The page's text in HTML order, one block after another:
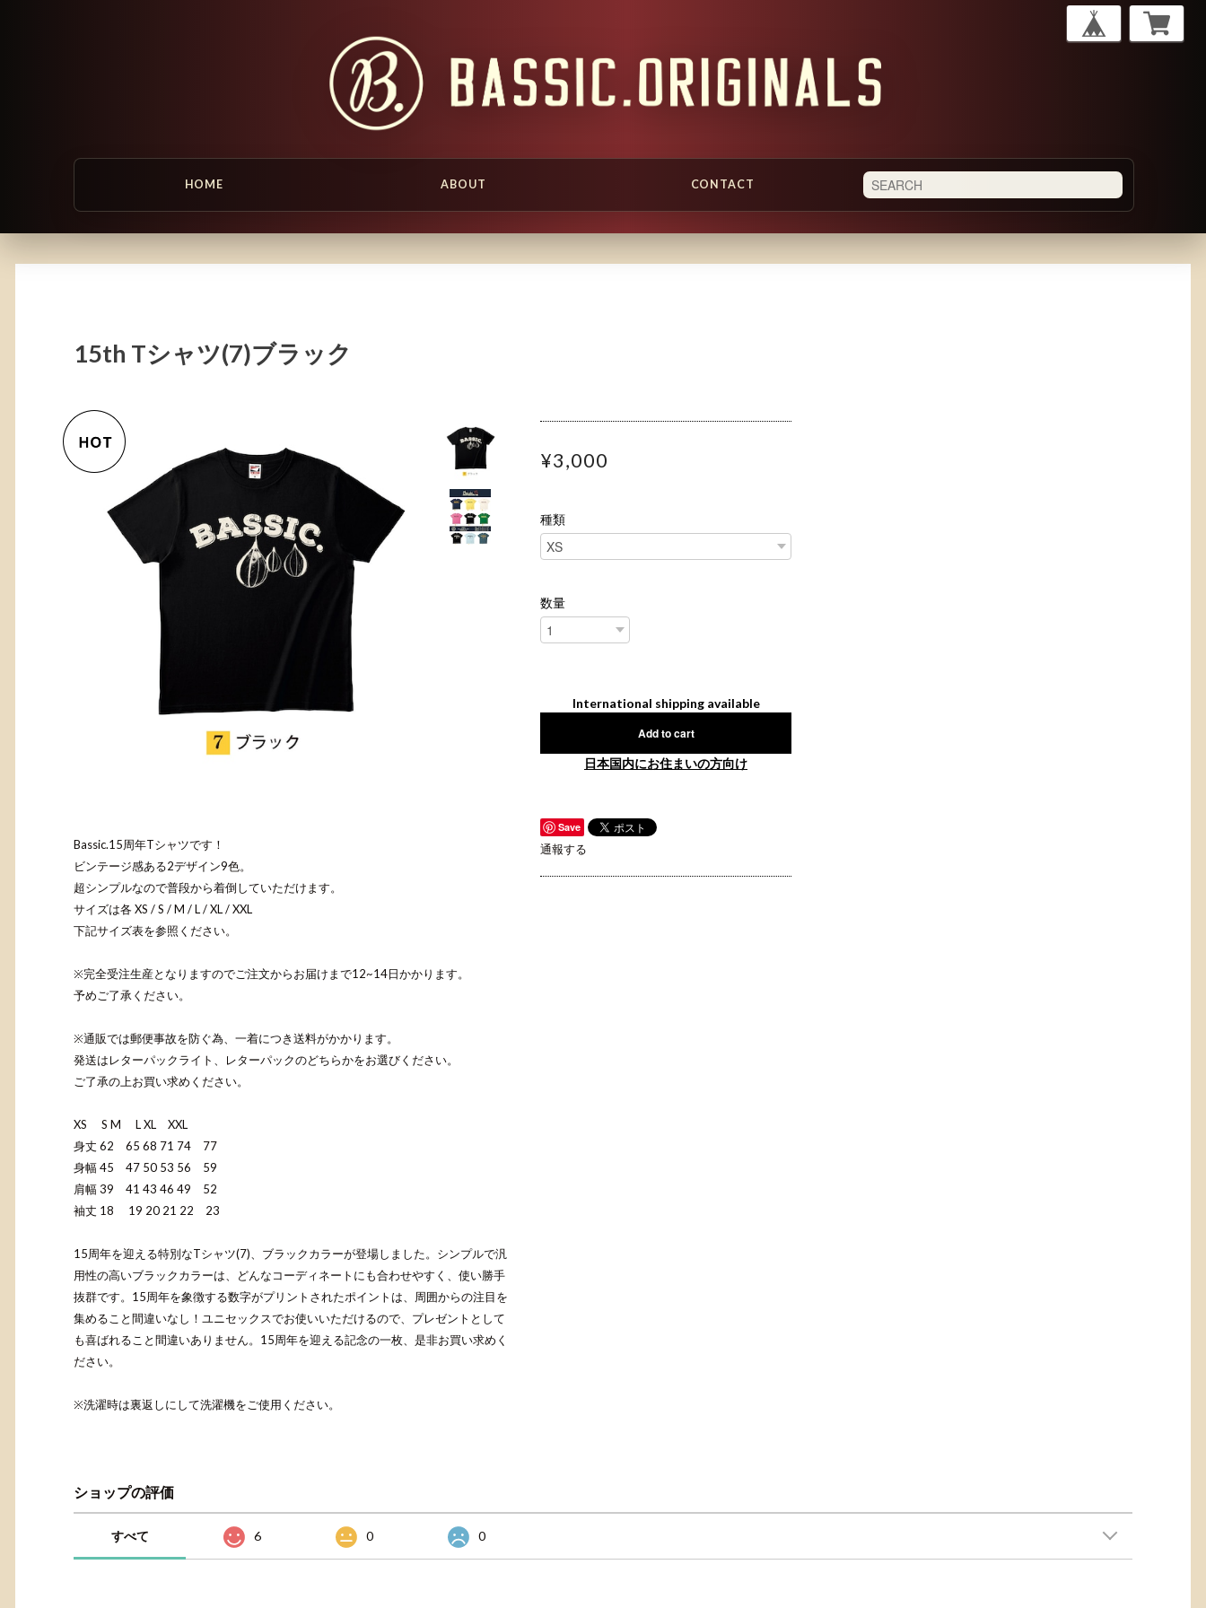
HOME ABOUT CONTACT
15th Tシャツ(7)ブラック
Bassic.15周年Tシャツです！
ビンテージ感ある2デザイン9色。
超シンプルなので普段から着倒していただけます。
サイズは各 XS / S / M / L / XL / XXL
下記サイズ表を参照ください。
※完全受注生産となりますのでご注文からお届けまで12~14日かかります。
予めご了承ください。
※通販では郵便事故を防ぐ為、一着につき送料がかかります。
発送はレターパックライト、レターパックのどちらかをお選びください。
ご了承の上お買い求めください。
XS S M L XL XXL
身丈 62 65 68 71 74 77
身幅 45 47 50 53 56 59
肩幅 39 41 43 46 49 52
袖丈 18 19 20 21 22 23
15周年を迎える特別なTシャツ(7)、ブラックカラーが登場しました。シンプルで汎
用性の高いブラックカラーは、どんなコーディネートにも合わせやすく、使い勝手
抜群です。15周年を象徴する数字がプリントされたポイントは、周囲からの注目を
集めること間違いなし！ユニセックスでお使いいただけるので、プレゼントとして
も喜ばれること間違いありません。15周年を迎える記念の一枚、是非お買い求めく
ださい。
※洗濯時は裏返しにして洗濯機をご使用ください。
¥3,000
種類
数量
International shipping available
Add to cart
日本国内にお住まいの方向け
Save
通報する
ショップの評価
すべて 6 0 0